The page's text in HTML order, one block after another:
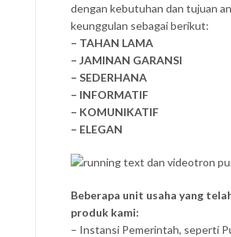
dengan kebutuhan dan tujuan
keunggulan sebagai berikut:
– TAHAN LAMA
– JAMINAN GARANSI
– SEDERHANA
– INFORMATIF
– KOMUNIKATIF
– ELEGAN
Beberapa unit usaha yang
produk kami:
– Instansi Pemerintah, seperti